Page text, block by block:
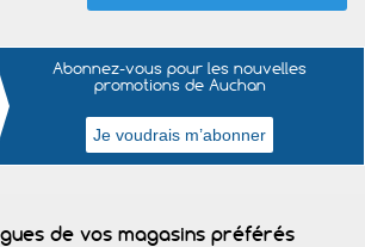
Abonnez-vous pour les nouvelles
promotions de Auchan
de vos magasins préférés